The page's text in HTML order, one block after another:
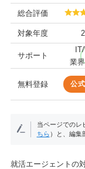
総合評価
対象年度
サポート
業
無料登録 公
当ページでのレ
ちら ）と、編集
就活エージェントの